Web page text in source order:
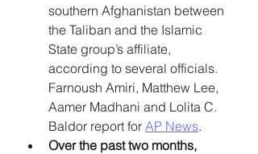
southern Afghanistan between
the Taliban and the Islamic
State group’s affiliate,
according to several officials.
Farnoush Amiri, Matthew Lee,
Aamer Madhani and Lolita C.
Baldor report for AP News.
Over the past two months,